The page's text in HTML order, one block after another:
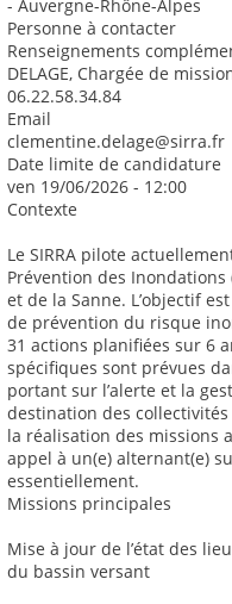
- Auvergne-Rhône-Alpes
Personne à contacter
Renseignements
DELAGE, Chargée de
06.22.58.34.84
Email
clementine.delage@sirra.fr
Date limite de candidature
ven 19/06/2026 - 12:00
Contexte
Le SIRRA pilote
Prévention des Inondations
et de la Sanne. L’objectif
de prévention du risque
31 actions planifiées sur 6
spécifiques sont prévues
portant sur l’alerte et la
destination des
la réalisation des missions
appel à un(e) alternant(e)
essentiellement.
Missions principales
Mise à jour de l’état des
du bassin versant